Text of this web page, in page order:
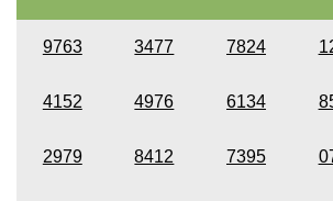
9763 3477 7824
4152 4976 6134
2979 8412 7395